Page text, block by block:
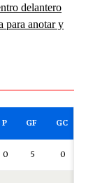
delantero
para anotar y